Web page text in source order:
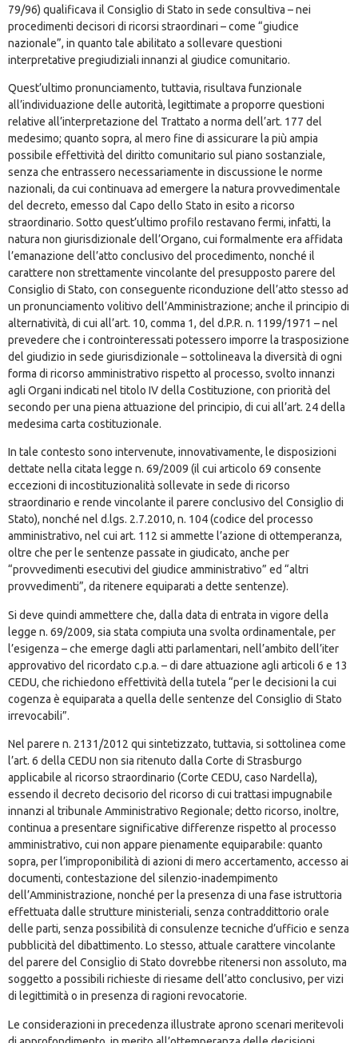
79/96) qualificava il Consiglio di Stato in sede consultiva – nei
procedimenti decisori di ricorsi straordinari – come “giudice
nazionale”, in quanto tale abilitato a sollevare questioni
interpretative pregiudiziali innanzi al giudice comunitario.
Quest’ultimo pronunciamento, tuttavia, risultava funzionale
all’individuazione delle autorità, legittimate a proporre questioni
relative all’interpretazione del Trattato a norma dell’art. 177 del
medesimo; quanto sopra, al mero fine di assicurare la più ampia
possibile effettività del diritto comunitario sul piano sostanziale,
senza che entrassero necessariamente in discussione le norme
nazionali, da cui continuava ad emergere la natura provvedimentale
del decreto, emesso dal Capo dello Stato in esito a ricorso
straordinario. Sotto quest’ultimo profilo restavano fermi, infatti, la
natura non giurisdizionale dell’Organo, cui formalmente era affidata
l’emanazione dell’atto conclusivo del procedimento, nonché il
carattere non strettamente vincolante del presupposto parere del
Consiglio di Stato, con conseguente riconduzione dell’atto stesso ad
un pronunciamento volitivo dell’Amministrazione; anche il principio di
alternatività, di cui all’art. 10, comma 1, del d.P.R. n. 1199/1971 – nel
prevedere che i controinteressati potessero imporre la trasposizione
del giudizio in sede giurisdizionale – sottolineava la diversità di ogni
forma di ricorso amministrativo rispetto al processo, svolto innanzi
agli Organi indicati nel titolo IV della Costituzione, con priorità del
secondo per una piena attuazione del principio, di cui all’art. 24 della
medesima carta costituzionale.
In tale contesto sono intervenute, innovativamente, le disposizioni
dettate nella citata legge n. 69/2009 (il cui articolo 69 consente
eccezioni di incostituzionalità sollevate in sede di ricorso
straordinario e rende vincolante il parere conclusivo del Consiglio di
Stato), nonché nel d.lgs. 2.7.2010, n. 104 (codice del processo
amministrativo, nel cui art. 112 si ammette l’azione di ottemperanza,
oltre che per le sentenze passate in giudicato, anche per
“provvedimenti esecutivi del giudice amministrativo” ed “altri
provvedimenti”, da ritenere equiparati a dette sentenze).
Si deve quindi ammettere che, dalla data di entrata in vigore della
legge n. 69/2009, sia stata compiuta una svolta ordinamentale, per
l’esigenza – che emerge dagli atti parlamentari, nell’ambito dell’iter
approvativo del ricordato c.p.a. – di dare attuazione agli articoli 6 e 13
CEDU, che richiedono effettività della tutela “per le decisioni la cui
cogenza è equiparata a quella delle sentenze del Consiglio di Stato
irrevocabili”.
Nel parere n. 2131/2012 qui sintetizzato, tuttavia, si sottolinea come
l’art. 6 della CEDU non sia ritenuto dalla Corte di Strasburgo
applicabile al ricorso straordinario (Corte CEDU, caso Nardella),
essendo il decreto decisorio del ricorso di cui trattasi impugnabile
innanzi al tribunale Amministrativo Regionale; detto ricorso, inoltre,
continua a presentare significative differenze rispetto al processo
amministrativo, cui non appare pienamente equiparabile: quanto
sopra, per l’improponibilità di azioni di mero accertamento, accesso ai
documenti, contestazione del silenzio-inadempimento
dell’Amministrazione, nonché per la presenza di una fase istruttoria
effettuata dalle strutture ministeriali, senza contraddittorio orale
delle parti, senza possibilità di consulenze tecniche d’ufficio e senza
pubblicità del dibattimento. Lo stesso, attuale carattere vincolante
del parere del Consiglio di Stato dovrebbe ritenersi non assoluto, ma
soggetto a possibili richieste di riesame dell’atto conclusivo, per vizi
di legittimità o in presenza di ragioni revocatorie.
Le considerazioni in precedenza illustrate aprono scenari meritevoli